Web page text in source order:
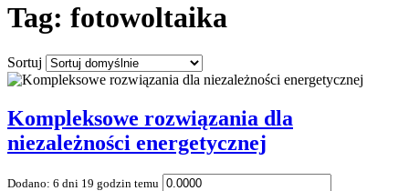
Tag: fotowoltaika
Sortuj
Kompleksowe rozwiązania dla
niezależności energetycznej
Dodano: 6 dni 19 godzin temu